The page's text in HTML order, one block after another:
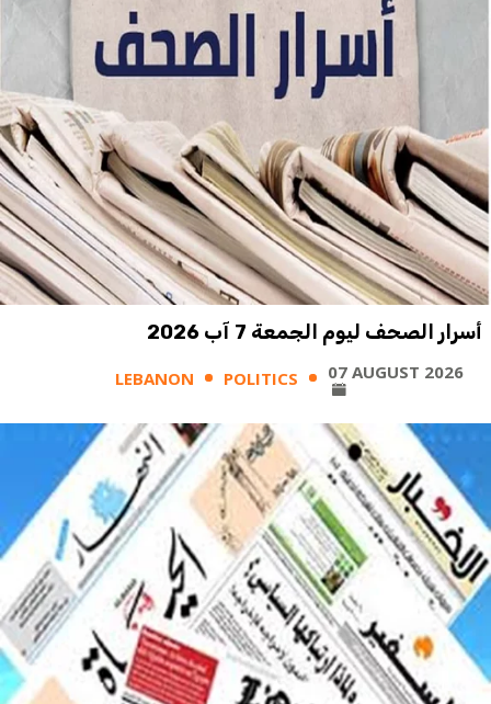
أسرار الصحف ليوم الجمعة 7 آب 2026
LEBANON POLITICS 07 AUGUST 2026